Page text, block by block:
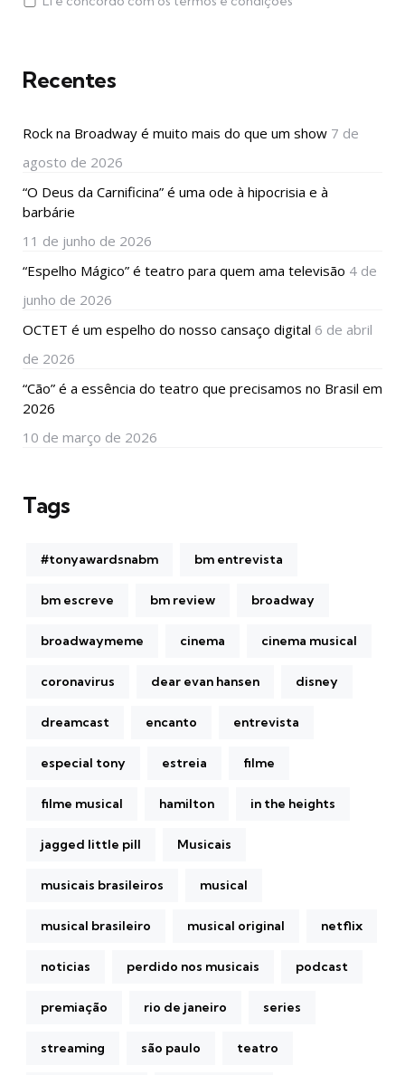
Recentes
Rock na Broadway é muito mais do que um show 7 de
agosto de 2026
“O Deus da Carnificina” é uma ode à hipocrisia e à
barbárie
11 de junho de 2026
“Espelho Mágico” é teatro para quem ama televisão 4 de
junho de 2026
OCTET é um espelho do nosso cansaço digital 6 de abril
de 2026
“Cão” é a essência do teatro que precisamos no Brasil em
2026
10 de março de 2026
Tags
#tonyawardsnabm bm entrevista
bm escreve bm review broadway
broadwaymeme cinema cinema musical
coronavirus dear evan hansen disney
dreamcast encanto entrevista
especial tony estreia filme
filme musical hamilton in the heights
jagged little pill Musicais
musicais brasileiros musical
musical brasileiro musical original netflix
noticias perdido nos musicais podcast
premiação rio de janeiro series
streaming são paulo teatro